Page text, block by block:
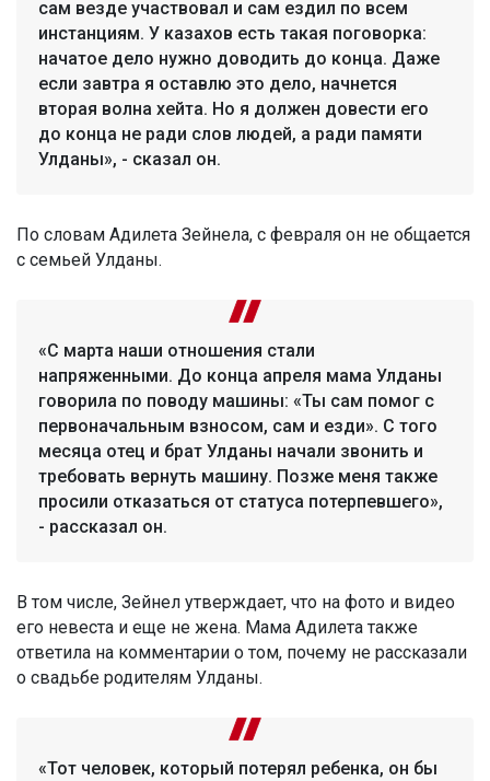
сам везде участвовал и сам ездил по всем
инстанциям. У казахов есть такая поговорка:
начатое дело нужно доводить до конца. Даже
если завтра я оставлю это дело, начнется
вторая волна хейта. Но я должен довести его
до конца не ради слов людей, а ради памяти
Улданы», - сказал он.
По словам Адилета Зейнела, с февраля он не общается
с семьей Улданы.
«С марта наши отношения стали
напряженными. До конца апреля мама Улданы
говорила по поводу машины: «Ты сам помог с
первоначальным взносом, сам и езди». С того
месяца отец и брат Улданы начали звонить и
требовать вернуть машину. Позже меня также
просили отказаться от статуса потерпевшего»,
- рассказал он.
В том числе, Зейнел утверждает, что на фото и видео
его невеста и еще не жена. Мама Адилета также
ответила на комментарии о том, почему не рассказали
о свадьбе родителям Улданы.
«Тот человек, который потерял ребенка, он бы